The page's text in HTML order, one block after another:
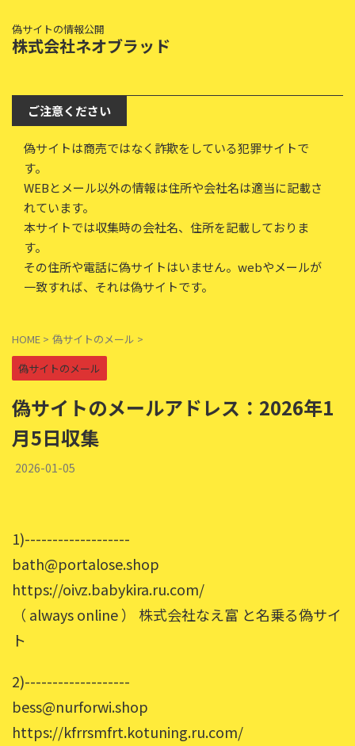
偽サイトの情報公開
株式会社ネオブラッド
ご注意ください
偽サイトは商売ではなく詐欺をしている犯罪サイトで
す。
WEBとメール以外の情報は住所や会社名は適当に記載さ
れています。
本サイトでは収集時の会社名、住所を記載しておりま
す。
その住所や電話に偽サイトはいません。webやメールが
一致すれば、それは偽サイトです。
HOME > 偽サイトのメール >
偽サイトのメール
偽サイトのメールアドレス：2026年1
月5日収集
2026-01-05
1)-------------------
bath@portalose.shop
https://oivz.babykira.ru.com/
（ always online ） 株式会社なえ富 と名乗る偽サイ
ト
2)-------------------
bess@nurforwi.shop
https://kfrrsmfrt.kotuning.ru.com/